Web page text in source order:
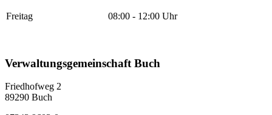
Freitag 08:00 - 12:00 Uhr
Verwaltungsgemeinschaft Buch
Friedhofweg 2
89290 Buch